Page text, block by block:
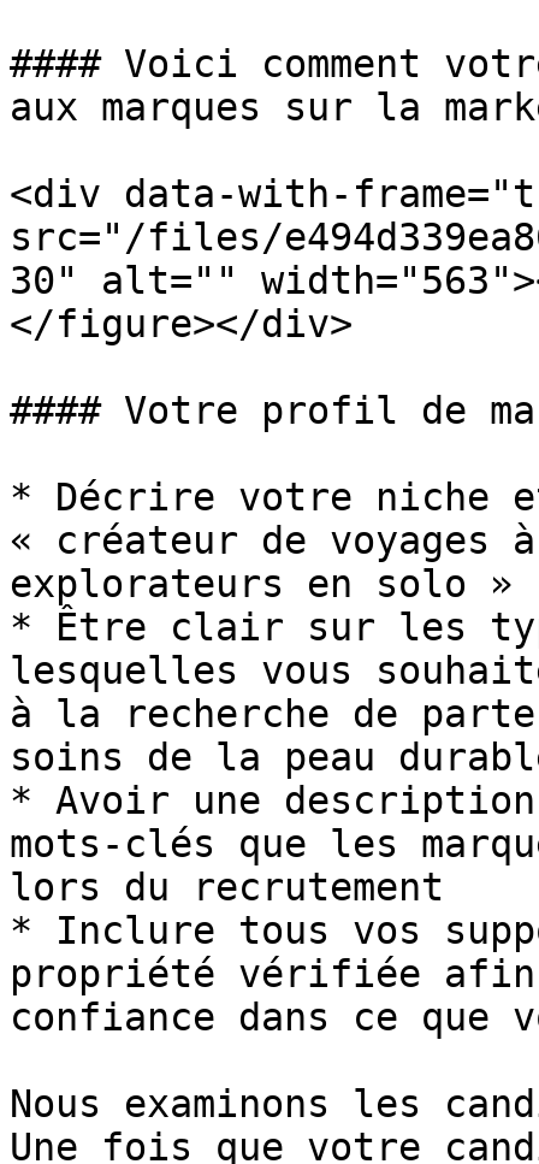
#### Voici comment
aux marques sur la
<div data-with-
src="/files/
30" alt=""
</figure></div>
#### Votre profil de
* Décrire votre niche
« créateur de voyages
explorateurs en solo »
* Être clair sur les
lesquelles vous
à la recherche de
soins de la peau
* Avoir une
mots-clés que les
lors du recrutement
* Inclure tous vos
propriété vérifiée afin
confiance dans ce
Nous examinons les
Une fois que votre